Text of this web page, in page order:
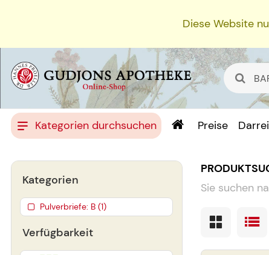
Diese Website
Kategorien durchsuchen Preise
Sie suchen
Verfügbarkeit
Kategorien
Pulverbriefe: B (1)